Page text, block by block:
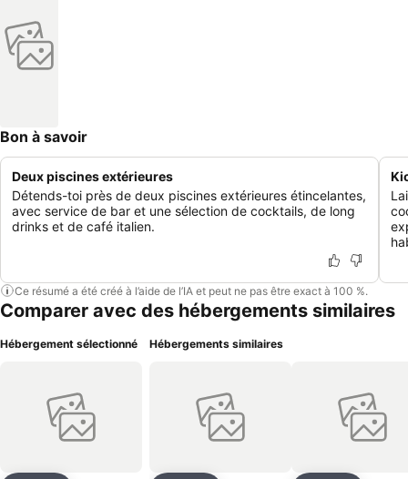
Bon à savoir
Deux piscines extérieures
Détends-toi près de deux piscines extérieures étincelantes,
avec service de bar et une sélection de cocktails, de long
drinks et de café italien.
Ce résumé a été créé à l’aide de l’IA et peut ne pas être exact à 100 %.
Comparer avec des hébergements similaires
Hébergement sélectionné Hébergements similaires